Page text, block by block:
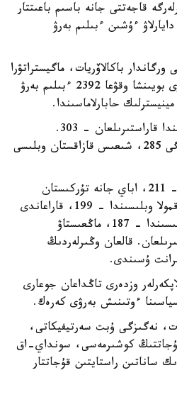
قاجەتتى جانە باسىم باعىتتار
ءۇشىن ءبىلىم بەرۋ
باكالاۆريات، ماگيستراتۋرا
جانە رەزيدەنتۋرا باعدارلامالارى بويىنشا وقۋعا 2392 ءبىلىم بەرۋ
حابارلاماسىندا.
ەڭ كوپ گرانت استانا قالاسىندا قاراستىرىلعان - 303.
شىمكەنت قالاسىنىڭ اكىمدىگى 285، شىعىس قازاقستان وبلىسى
باتىس قازاقستان وبلىسىندا – 211، اباي جانە تۇركىستان
وبلىستارىندا – 200 دەن، اقمولا وبلىسىندا – 199، قاراعاندى
وبلىسىندا – 198، اتىراۋ وبلىسىندا – 187، ماڭعىستاۋ
قاراستىرىلعان. قالعان وڭىرلەردىڭ
وزدەرى تاڭداعان جوعارى
ءوتىنىش بەرۋى كەرەك.
نەگىزگى ۇبت سەرتيفيكاتى،
كوشىرمەسى، سونداي-اق
ساناتىن راستايتىن قۇجاتتار